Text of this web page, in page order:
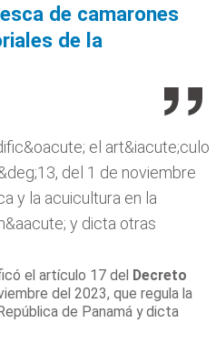
de camarones
de la
el artículo 17 del Decreto
del 2023, que regula la
de Panamá y dicta